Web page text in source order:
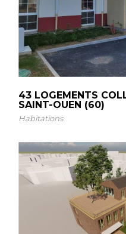
43 LOGEMENTS
SAINT-OUEN (60)
Habitations